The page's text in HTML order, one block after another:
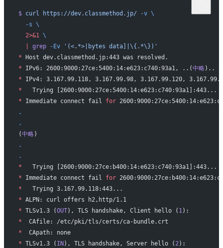
$ curl https://dev.classmethod.jp/ -v \
  -s
\
  2>&1
\
grep -Ev '(<.*>|bytes data]|\{.*\})'
* Host dev.classmethod.jp:443 was resolved.
* IPv6: 2600:9000:27ce:5400:14:e623:c740:93a1, ..(中略)..
* IPv4: 3.167.99.118, 3.167.99.98, 3.167.99.120,
*
   Trying [2600:9000:27ce:5400:14:e623:c740:93a1]:443...
* Immediate connect fail for
.
.
(中略)
.
.
*
   Trying [2600:9000:27ce:b400:14:e623:c740:93a1]:443...
* Immediate connect fail for
*
   Trying 3.167.99.118:443...
* ALPN: curl offers h2,http/1.1
* TLSv1.3 (OUT), TLS handshake, Client hello ( 1):
*
  CAfile: /etc/pki/tls/certs/ca-bundle.crt
*
  CApath: none
* TLSv1.3 ( IN ), TLS handshake, Server hello ( 2):